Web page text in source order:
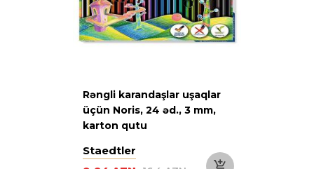
Rəngli karandaşlar uşaqlar
üçün Noris, 24 əd., 3 mm,
karton qutu
Staedtler